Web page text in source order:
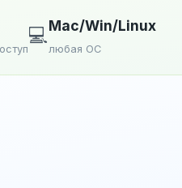
💻Mac/Win/Linux
любая ОС